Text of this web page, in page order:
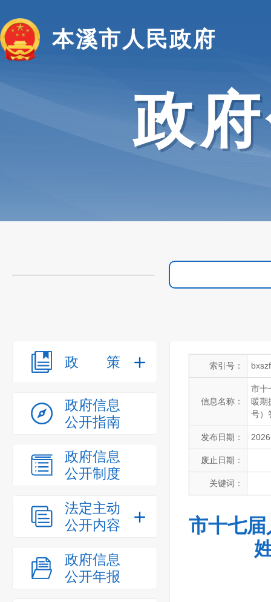
本溪市人民政府
政
政策
政府信息
公开指南
政府信息
公开制度
法定主动
公开内容
政府信息
公开年报
索引号：
信息名称：
市十
暖期
号）
发布日期：
废止日期：
关键词：
市十七